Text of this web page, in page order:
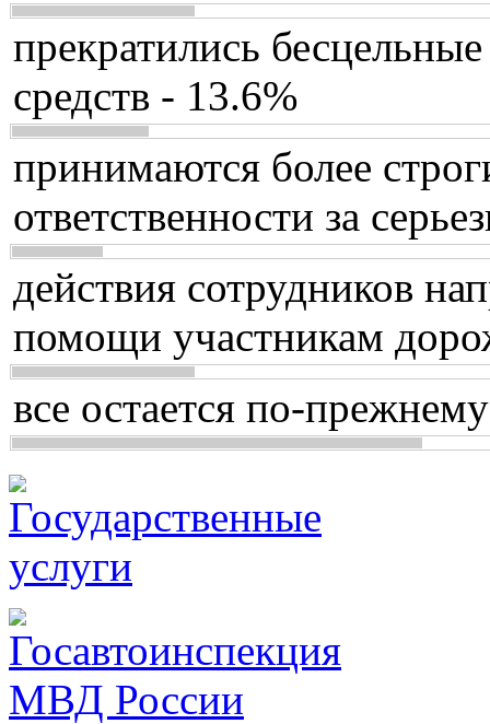
прекратились
средств - 13.6%
принимаются более
ответственности за
действия сотрудников
помощи участникам
все остается по-